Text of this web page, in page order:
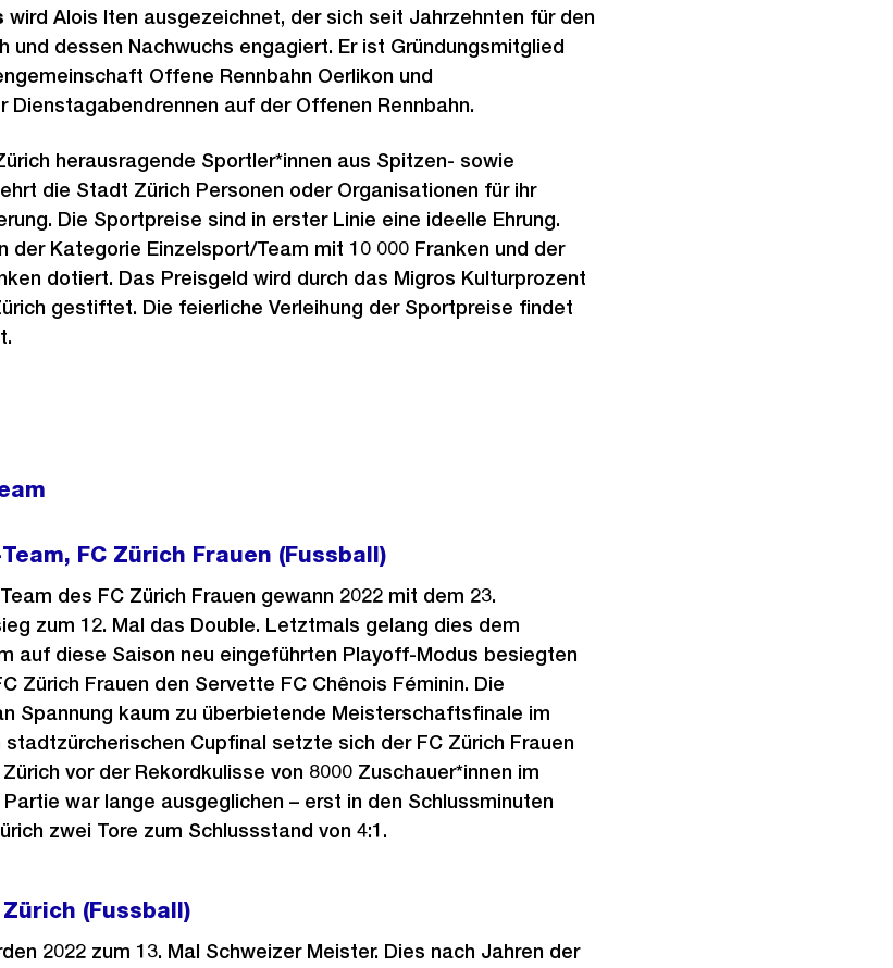
wird Alois Iten ausgezeichnet, der sich seit Jahrzehnten für den
und dessen Nachwuchs engagiert. Er ist Gründungsmitglied
Offene Rennbahn Oerlikon und
Dienstagabendrennen auf der Offenen Rennbahn.
herausragende Sportler*innen aus Spitzen- sowie
die Stadt Zürich Personen oder Organisationen für ihr
Die Sportpreise sind in erster Linie eine ideelle Ehrung.
der Kategorie Einzelsport/Team mit 10 000 Franken und der
dotiert. Das Preisgeld wird durch das Migros Kulturprozent
gestiftet. Die feierliche Verleihung der Sportpreise findet
FC Zürich Frauen (Fussball)
des FC Zürich Frauen gewann 2022 mit dem 23.
zum 12. Mal das Double. Letztmals gelang dies dem
auf diese Saison neu eingeführten Playoff-Modus besiegten
Zürich Frauen den Servette FC Chênois Féminin. Die
Spannung kaum zu überbietende Meisterschaftsfinale im
stadtzürcherischen Cupfinal setzte sich der FC Zürich Frauen
vor der Rekordkulisse von 8000 Zuschauer*innen im
war lange ausgeglichen – erst in den Schlussminuten
zwei Tore zum Schlussstand von 4:1.
(Fussball)
2022 zum 13. Mal Schweizer Meister. Dies nach Jahren der